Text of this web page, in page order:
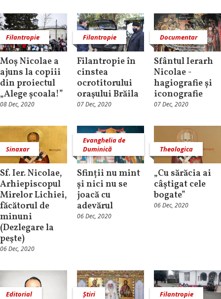
Filantropie
Moș Nicolae a
ajuns la copiii
din proiectul
„Alege școala!”
08 Dec, 2020
Filantropie
Filantropie în
cinstea
ocrotitorului
oraşului Brăila
07 Dec, 2020
Documentar
Sfântul Ierarh
Nicolae -
hagiografie și
iconografie
07 Dec, 2020
Sinaxar
Sf. Ier. Nicolae,
Arhiepiscopul
Mirelor Lichiei,
făcătorul de
minuni
(Dezlegare la
peşte)
06 Dec, 2020
Evanghelia de
Duminică
Sfinții nu mint
și nici nu se
joacă cu
adevărul
06 Dec, 2020
Theologica
„Cu sărăcia ai
câștigat cele
bogate”
06 Dec, 2020
Editorial Știri Filantropie